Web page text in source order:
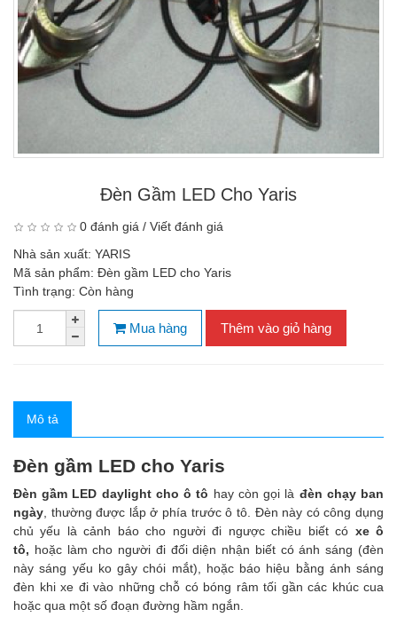
Đèn Gầm LED Cho Yaris
0 đánh giá / Viết đánh giá
Nhà sản xuất: YARIS
Mã sản phẩm: Đèn gầm LED cho Yaris
Tình trạng: Còn hàng
Mua hàng Thêm vào giỏ hàng
Mô tả
Đèn gầm LED cho Yaris
Đèn gầm LED daylight cho ô tô hay còn gọi là đèn chạy ban
ngày , thường được lắp ở phía trước ô tô. Đèn này có công dụng
chủ yếu là cảnh báo cho người đi ngược chiều biết có xe ô
tô, hoặc làm cho người đi đối diện nhận biết có ánh sáng (đèn
này sáng yếu ko gây chói mắt), hoặc báo hiệu bằng ánh sáng
đèn khi xe đi vào những chỗ có bóng râm tối gần các khúc cua
hoặc qua một số đoạn đường hầm ngắn.